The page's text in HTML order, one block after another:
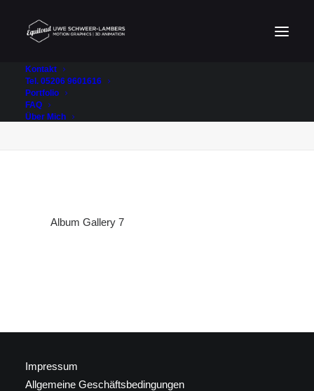
Kontakt
Tel. 05206 9601616
Portfolio
FAQ
Über Mich
Home
Album Gallery 7
Impressum
Allgemeine Geschäftsbedingungen